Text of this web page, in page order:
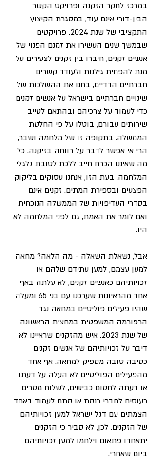
במרכז לחקר הזקנה ופרויקט הקשר
הבין-דורי אינם עוד, במסגרת הקיצוץ
התקציבי של שנת 2024. פרויקטים
שבמשך שנים העשירו את זמנם הפנוי של
אנשים זקנים, חיברו בין זקנים לצעירים על
מנת להפחית גילנות ולעודד קשרים
חברתיים הדדיים, בחנו את ההשלכות של
שינויים חברתיים בישראל על אנשים זקנים
כדי לעמוד על צרכיהם ובהתאם לטייב
שירותים עבורם, בוטלו על פי החלטת
הממשלה. בתקופה זו של מלחמה ושבר,
הרי אי אפשר לדבר על רווחה בזיקנה. כל
מה שאיננו הכרח חייב ללכת לטובת גלגלי
המלחמה. בעת הזו, אנחנו עסוקים בליקוק
הפצעים ובספירת המתים. זקנים אינם
בסדרי העדיפויות של הממשלה הנוכחית
ואם לומר את האמת, גם לפני המלחמה לא
היו.
אבל, נשאלת השאלה - מה הלאה? מחאה
למען עצמם, למען עתידם שלהם או
זכויותיהם כאנשים זקנים, לא עלתה באף
אחד מהראיונות שערכנו עם בני 65 ומעלה
שהיו פעילים פוליטיים במחאה נגד
הרפורמה המשפטית במחצית הראשונה
של שנת 2023. איש מהזקנים שראיינו לא
דיבר על זכויותיהם של אנשים זקנים
כסיבה טובה מספיק למחאה. אף אחד
מהפעילים הפוליטיים לא העלה על דעתו
או דעתה לחסום כבישים, לשלוח מסרים
כעוסים לחברי כנסת או סתם לעמוד באחד
הצמתים עם דגל ישראל למען זכויותיהם
של הזקנים. לכן, לא סביר כי הזקנים
יתאחדו פתאום וילחמו למען זכויותיהם
ביום שאחרי.